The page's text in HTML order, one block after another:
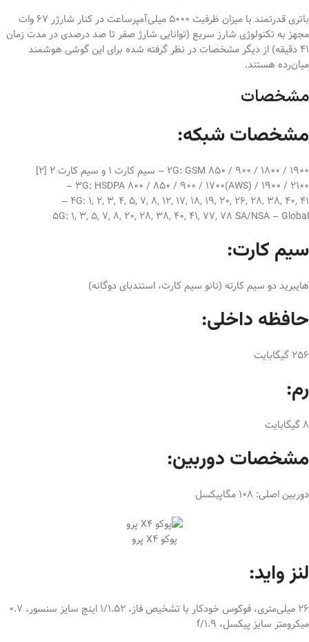
باتری قدرتمند با میزان ظرفیت 5000 میلی‌آمپر‌ساعت در کنار شارژر 67 وات
مجهز به تکنولوژی شارز سریع (توانایی شارژ صفر تا صد درصدی در مدت زمان
41 دقیقه) از دیگر مشخصات در نظر گرفته شده برای این گوشی هوشمند
میان‌رده هستند.
مشخصات
مشخصات شبکه:
2G: GSM 850 / 900 / 1800 / 1900 – سیم کارت 1 و سیم کارت 2 [2]
3G: HSDPA 800 / 850 / 900 / 1700(AWS) / 1900 / 2100 –
4G: 1, 2, 3, 4, 5, 7, 8, 12, 17, 18, 19, 20, 26, 28, 38, 40, 41 –
5G: 1, 3, 5, 7, 8, 20, 28, 38, 40, 41, 77, 78 SA/NSA – Global
سیم کارت:
هایبرید دو سیم کارته (نانو سیم کارت، استندبای دوگانه)
حافظه داخلی:
256 گیگابایت
رم:
8 گیگابایت
مشخصات دوربین:
دوربین اصلی: 108 مگاپیکسل
پوکو X4 پرو
لنز واید:
26 میلی‌متری، فوکوس خودکار با تشخیص فاز، 1/1.52 اینچ سایز سنسور، 0.7
میکرومتر سایز پیکسل، f/1.9